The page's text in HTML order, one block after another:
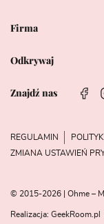
Firma
Odkrywaj
Znajdź nas
REGULAMIN
ZMIANA USTAWIEŃ
© 2015-2026 | Ohme –
Realizacja: GeekRoom.pl